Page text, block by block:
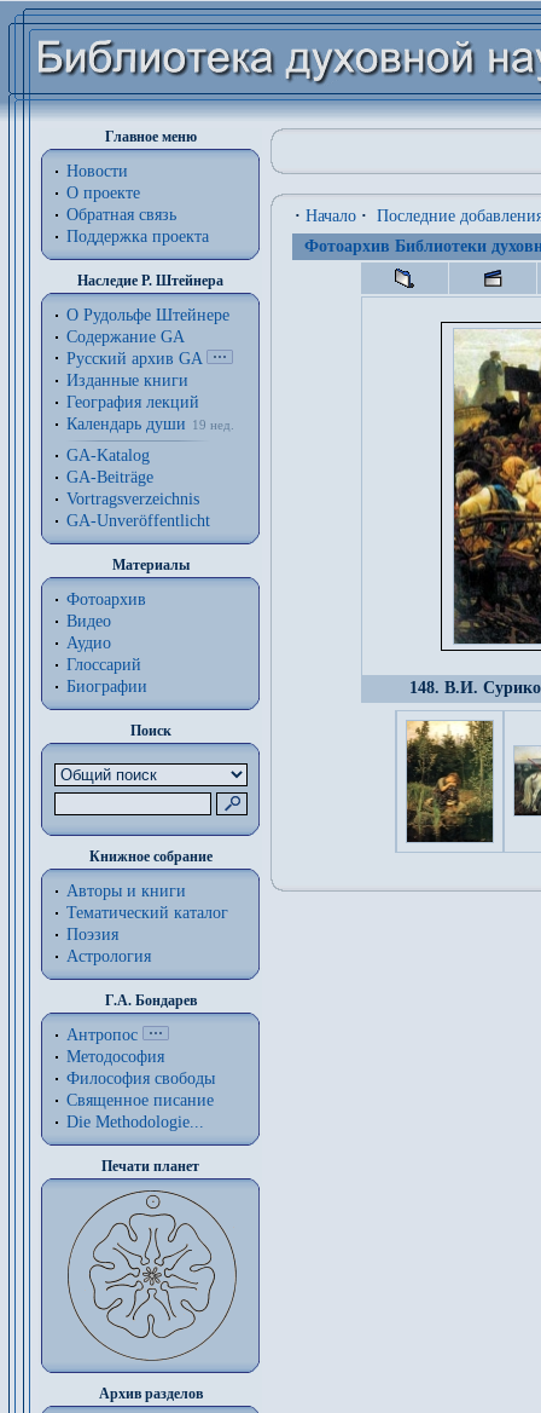
Главное меню
Новости
О проекте
Обратная связь
Поддержка проекта
Наследие Р. Штейнера
О Рудольфе Штейнере
Содержание GA
Русский архив GA
Изданные книги
География лекций
Календарь души
19 нед.
GA-Katalog
GA-Beiträge
Vortragsverzeichnis
GA-Unveröffentlicht
Материалы
Фотоархив
Видео
Аудио
Глоссарий
Биографии
Поиск
Книжное собрание
Авторы и книги
Тематический каталог
Поэзия
Астрология
Г.А. Бондарев
Антропос
Методософия
Философия cвободы
Священное писание
Die Methodologie...
Печати планет
Архив разделов
· Начало · Последние
Фотоархив Библиотеки
148. В.И.